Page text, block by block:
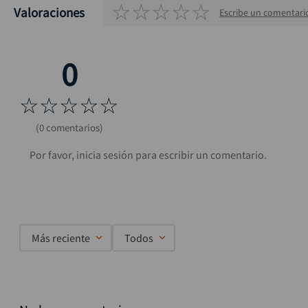
Valoraciones ☆☆☆☆☆ Escribe un
☆☆☆☆☆
(0 comentarios)
Más reciente Todos